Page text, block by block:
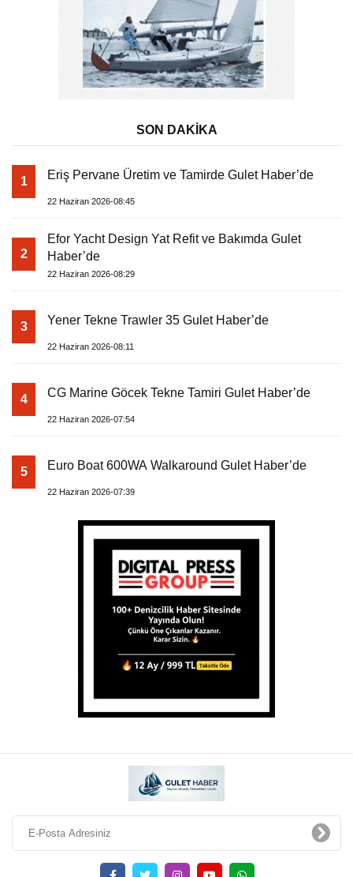
SON DAKİKA
1 Eriş Pervane Üretim ve Tamirde Gulet Haber’de
22 Haziran 2026-08:45
2
Efor Yacht Design Yat Refit ve Bakımda Gulet
Haber’de
22 Haziran 2026-08:29
3 Yener Tekne Trawler 35 Gulet Haber’de
22 Haziran 2026-08:11
4 CG Marine Göcek Tekne Tamiri Gulet Haber’de
22 Haziran 2026-07:54
5 Euro Boat 600WA Walkaround Gulet Haber’de
22 Haziran 2026-07:39